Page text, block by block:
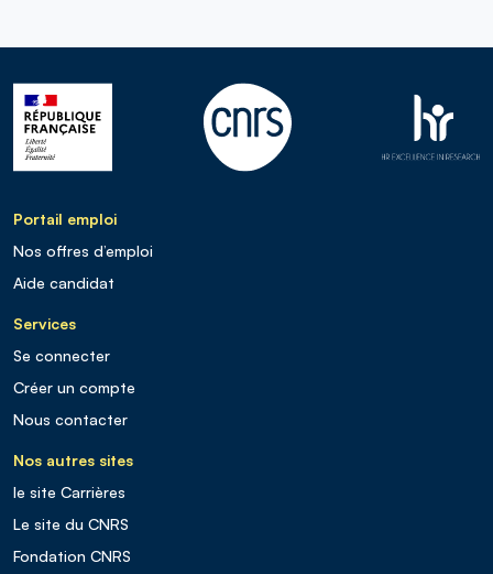
Portail emploi
Nos offres d’emploi
Aide candidat
Services
Se connecter
Créer un compte
Nous contacter
Nos autres sites
le site Carrières
Le site du CNRS
Fondation CNRS